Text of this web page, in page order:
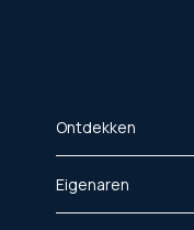
Ontdekken
Eigenaren